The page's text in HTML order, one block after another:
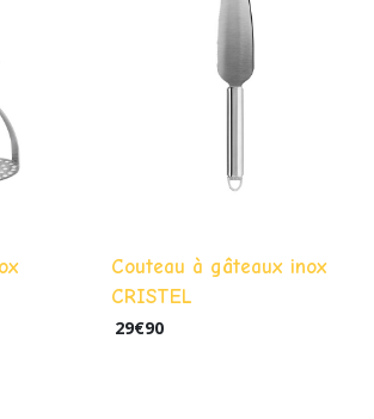
Couteau à gâteaux inox
CRISTEL
29€90